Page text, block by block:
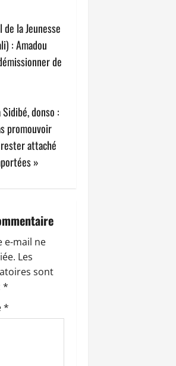
la Jeunesse
: Amadou
de
donso :
promouvoir
attaché
»
e-mail ne
Les
sont
*
*